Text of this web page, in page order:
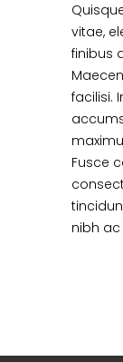
vitae,
finibus
facilisi.
Fusce
nibh